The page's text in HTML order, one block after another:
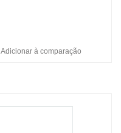
Adicionar à comparação